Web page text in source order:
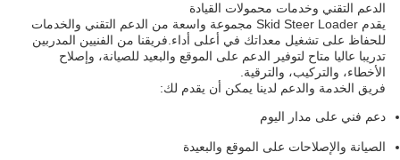
الدعم التقني وخدمات محمولات القيادة
يقدم Skid Steer Loader مجموعة واسعة من الدعم التقني والخدمات
للحفاظ على تشغيل معداتك في أعلى أداء.فريقنا من الفنيين المدربين
تدريبا عاليا متاح لتوفير الدعم على الموقع والبعيد للصيانة، وإصلاح
الأخطاء، والتركيب، والترقية.
فريق الخدمة والدعم لدينا يمكن أن يقدم لك:
دعم فني على مدار اليوم
الصيانة والإصلاحات على الموقع والبعيدة